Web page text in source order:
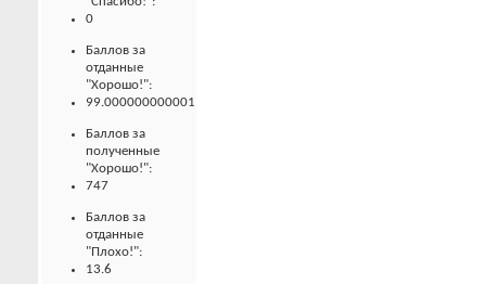
0
Баллов за
отданные
"Хорошо!":
99.000000000001
Баллов за
полученные
"Хорошо!":
747
Баллов за
отданные
"Плохо!":
13.6